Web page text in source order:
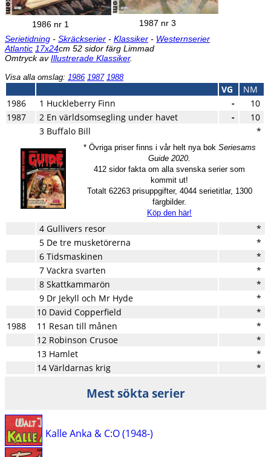
1986 nr 1
1987 nr 3
Serietidning - Skräckserier - Klassiker - Westernserier
Atlantic 17x24cm 52 sidor färg Limmad
Omtryck avIllustrerade Klassiker.
Visa alla omslag: 1986 1987 1988
VG
NM
1986
1 Huckleberry Finn -
10
1987
2 En världsomsegling under havet -
10
3 Buffalo Bill
*
* Övriga priser finns i vår helt nya bok Seriesams
Guide 2020.
412 sidor fakta om alla svenska serier som
kommit ut!
Totalt 62263 prisuppgifter, 4044 serietitlar, 1300
färgbilder.
Köp den här!
4 Gullivers resor
*
5 De tre musketörerna
*
6 Tidsmaskinen
*
7 Vackra svarten
*
8 Skattkammarön
*
9 Dr Jekyll och Mr Hyde
*
10 David Copperfield
*
1988
11 Resan till månen
*
12 Robinson Crusoe
*
13 Hamlet
*
14 Världarnas krig
*
Mest sökta serier
Kalle Anka & C:O (1948-)